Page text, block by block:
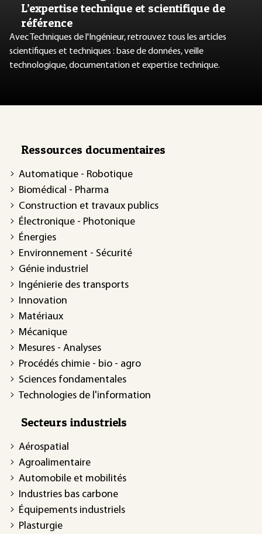
L’expertise technique et scientifique de
référence
Avec Techniques de l'Ingénieur, retrouvez tous les articles
scientifiques et techniques : base de données, veille
technologique, documentation et expertise technique.
Ressources documentaires
Automatique - Robotique
Biomédical - Pharma
Construction et travaux publics
Électronique - Photonique
Énergies
Environnement - Sécurité
Génie industriel
Ingénierie des transports
Innovation
Matériaux
Mécanique
Mesures - Analyses
Procédés chimie - bio - agro
Sciences fondamentales
Technologies de l'information
Secteurs industriels
Aérospatial
Agroalimentaire
Automobile et mobilités
Industries bas carbone
Équipements industriels
Plasturgie